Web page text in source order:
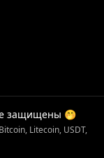
защищены 🤭
Litecoin, USDT,